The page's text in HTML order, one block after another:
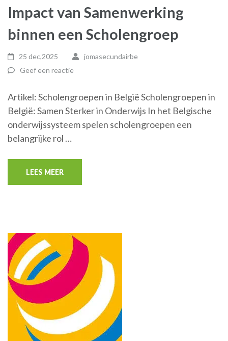
Impact van Samenwerking
binnen een Scholengroep
25 dec,2025
jomasecundairbe
Geef een reactie
Artikel: Scholengroepen in België Scholengroepen in
België: Samen Sterker in Onderwijs In het Belgische
onderwijssysteem spelen scholengroepen een
belangrijke rol …
LEES MEER